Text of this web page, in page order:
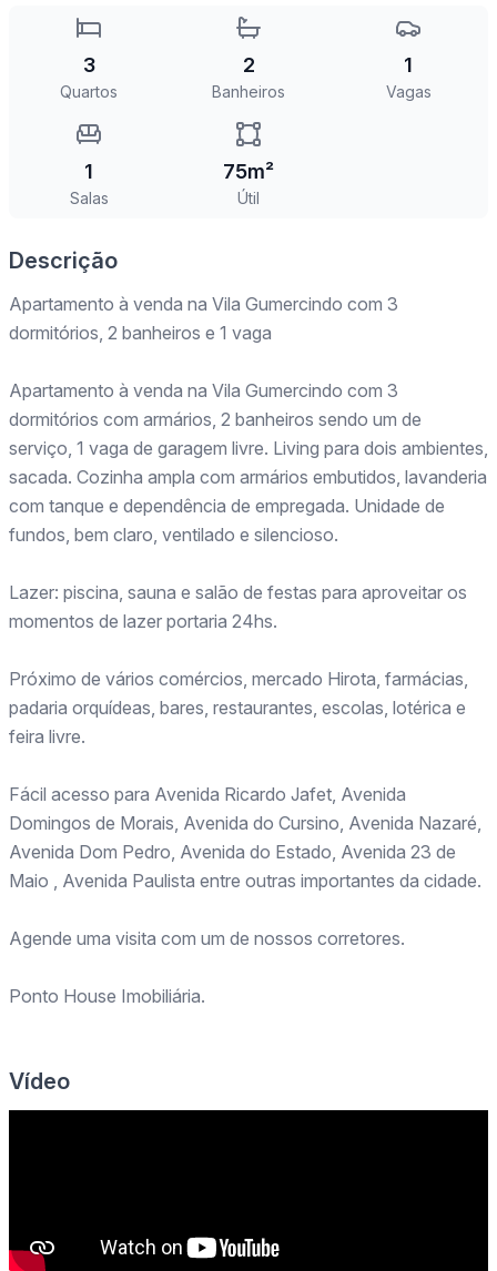
3
Quartos
2
Banheiros
1
Vagas
1
Salas
75m²
Útil
Descrição
Apartamento à venda na Vila Gumercindo com 3
dormitórios, 2 banheiros e 1 vaga
Apartamento à venda na Vila Gumercindo com 3
dormitórios com armários, 2 banheiros sendo um de
serviço, 1 vaga de garagem livre. Living para dois ambientes,
sacada. Cozinha ampla com armários embutidos, lavanderia
com tanque e dependência de empregada. Unidade de
fundos, bem claro, ventilado e silencioso.
Lazer: piscina, sauna e salão de festas para aproveitar os
momentos de lazer portaria 24hs.
Próximo de vários comércios, mercado Hirota, farmácias,
padaria orquídeas, bares, restaurantes, escolas, lotérica e
feira livre.
Fácil acesso para Avenida Ricardo Jafet, Avenida
Domingos de Morais, Avenida do Cursino, Avenida Nazaré,
Avenida Dom Pedro, Avenida do Estado, Avenida 23 de
Maio , Avenida Paulista entre outras importantes da cidade.
Agende uma visita com um de nossos corretores.
Ponto House Imobiliária.
Vídeo